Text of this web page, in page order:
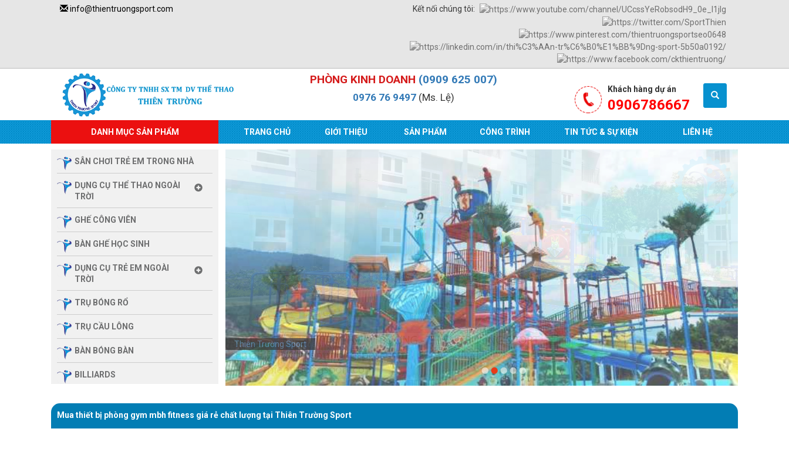
info@thientruongsport.com Kết nối chúng tôi:
PHÒNG KINH DOANH (0909 625 007)
0976 76 9497(Ms. Lệ)
Khách hàng dự án
0906786667
DANH MỤC SẢN PHẨM TRANG CHỦ GIỚI THIỆU SẢN PHẨM CÔNG TRÌNH TIN TỨC & SỰ KIỆN LIÊN HỆ
SÂN CHƠI TRẺ EM TRONG NHÀ
DỤNG CỤ THỂ THAO NGOÀI
TRỜI
GHẾ CÔNG VIÊN
BÀN GHẾ HỌC SINH
DỤNG CỤ TRẺ EM NGOÀI
TRỜI
TRỤ BÓNG RỔ
TRỤ CẦU LÔNG
BÀN BÓNG BÀN
BILLIARDS
ĐÌNH
Thiên Trường Sport
Mua thiết bị phòng gym mbh fitness giá rẻ chất lượng tại Thiên Trường Sport